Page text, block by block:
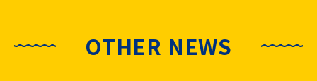
OTHER NEWS